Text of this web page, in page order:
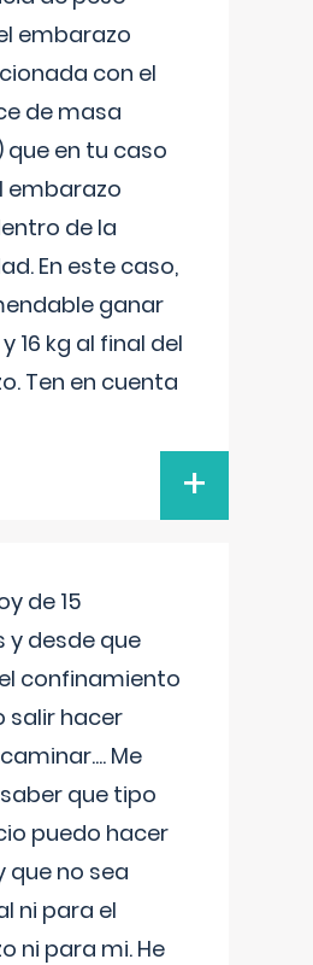
embarazo
con el
de masa
en tu caso
embarazo
de la
En este caso,
ganar
y 16 kg al final del
Ten en cuenta
+
de 15
y desde que
confinamiento
salir hacer
Me
que tipo
puedo hacer
que no sea
ni para el
ni para mi. He